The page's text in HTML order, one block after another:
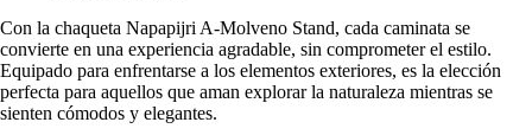
Con la chaqueta Napapijri A-Molveno Stand, cada caminata se
convierte en una experiencia agradable, sin comprometer el estilo.
Equipado para enfrentarse a los elementos exteriores, es la elección
perfecta para aquellos que aman explorar la naturaleza mientras se
sienten cómodos y elegantes.